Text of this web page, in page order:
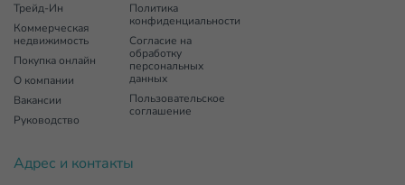
Трейд-Ин
Коммерческая
недвижимость
Покупка онлайн
О компании
Вакансии
Руководство
Политика
конфиденциальности
Согласие на
обработку
персональных
данных
Пользовательское
соглашение
Адрес и контакты